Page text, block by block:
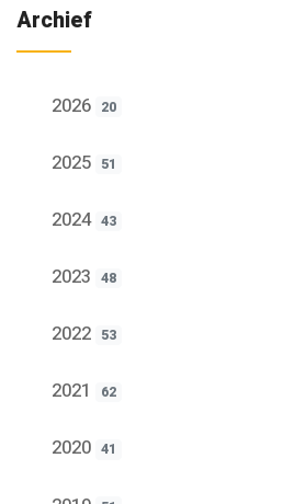
Archief
2026 20
2025 51
2024 43
2023 48
2022 53
2021 62
2020 41